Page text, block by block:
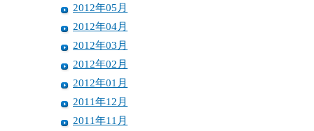
2012年05月
2012年04月
2012年03月
2012年02月
2012年01月
2011年12月
2011年11月